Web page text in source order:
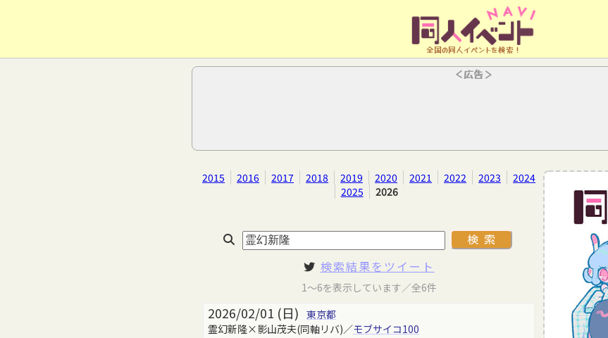
全国の同人イベントを検索！
＜広告＞
2015 2016 2017 2018 2019 2020 2021 2022 2023
2024
2025
2026
検索結果をツイート
1～6を表示しています／全6件
2026/02/01 (日) 東京都
霊幻新隆×影山茂夫(同軸リバ)／モブサイコ100